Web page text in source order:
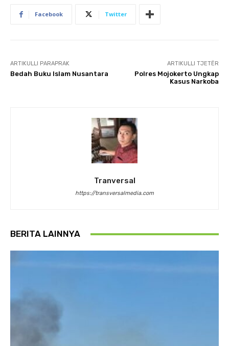
Facebook Twitter
ARTIKULLI PARAPRAK
Bedah Buku Islam Nusantara
ARTIKULLI TJETËR
Polres Mojokerto Ungkap
Kasus Narkoba
Tranversal
https://transversalmedia.com
BERITA LAINNYA